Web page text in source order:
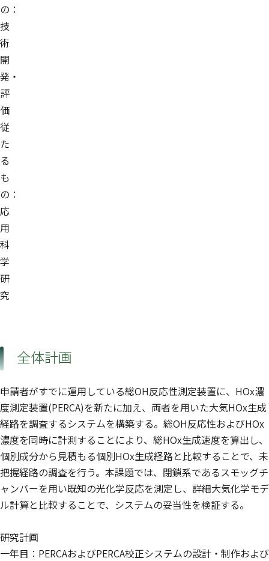
の：
技
術
開
発・
評
価
従
た
る
も
の：
応
用
科
学
研
究
全体計画
申請者がすでに運用している総OH反応性測定装置に、HOx濃
度測定装置(PERCA)を新たに加え、両者を用いた大気HOx生成
経路を調査するシステムを構築する。総OH反応性およびHOx
濃度を同時に計測することにより、総HOx生成速度を算出し、
個別成分から見積もる個別HOx生成経路と比較することで、未
把握経路の調査を行う。本課題では、閉鎖系であるスモッグチ
ャンバーを用い既知の光化学反応を測定し、詳細大気化学モデ
ル計算と比較することで、システムの妥当性を検証する。
研究計画
一年目：PERCAおよびPERCA校正システムの設計・制作および